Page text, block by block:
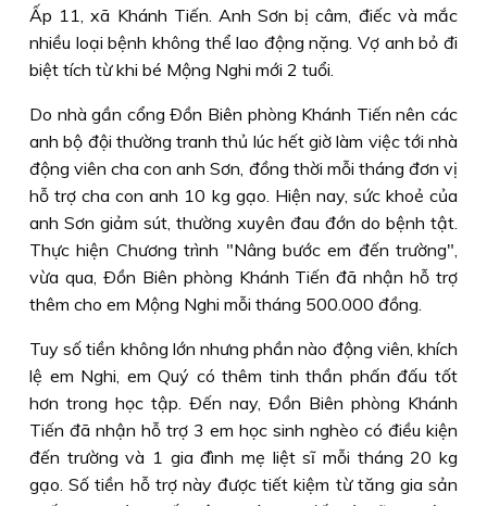
Ấp 11, xã Khánh Tiến. Anh Sơn bị câm, điếc và mắc
nhiều loại bệnh không thể lao động nặng. Vợ anh bỏ đi
biệt tích từ khi bé Mộng Nghi mới 2 tuổi.
Do nhà gần cổng Ðồn Biên phòng Khánh Tiến nên các
anh bộ đội thường tranh thủ lúc hết giờ làm việc tới nhà
động viên cha con anh Sơn, đồng thời mỗi tháng đơn vị
hỗ trợ cha con anh 10 kg gạo. Hiện nay, sức khoẻ của
anh Sơn giảm sút, thường xuyên đau đớn do bệnh tật.
Thực hiện Chương trình "Nâng bước em đến trường",
vừa qua, Ðồn Biên phòng Khánh Tiến đã nhận hỗ trợ
thêm cho em Mộng Nghi mỗi tháng 500.000 đồng.
Tuy số tiền không lớn nhưng phần nào động viên, khích
lệ em Nghi, em Quý có thêm tinh thần phấn đấu tốt
hơn trong học tập. Ðến nay, Ðồn Biên phòng Khánh
Tiến đã nhận hỗ trợ 3 em học sinh nghèo có điều kiện
đến trường và 1 gia đình mẹ liệt sĩ mỗi tháng 20 kg
gạo. Số tiền hỗ trợ này được tiết kiệm từ tăng gia sản